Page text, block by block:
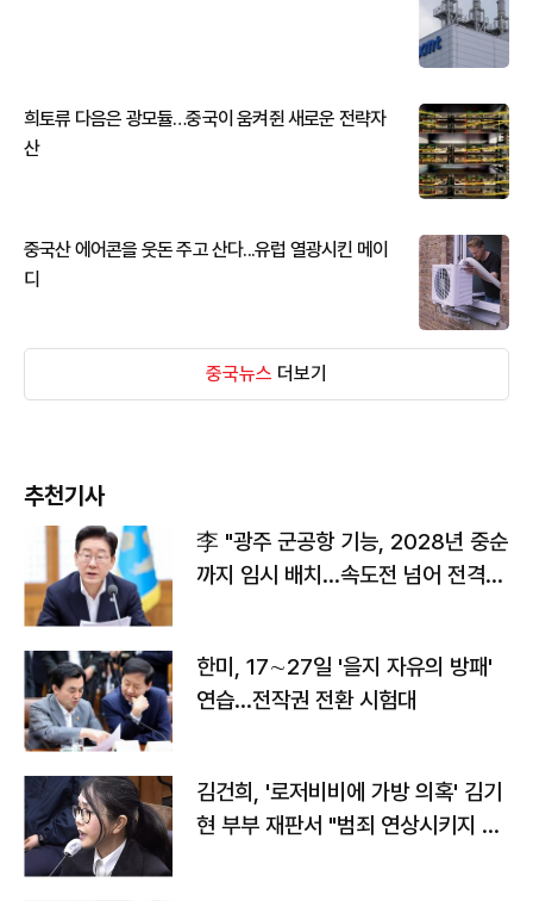
희토류 다음은 광모듈…중국이 움켜쥔 새로운 전략자
산
중국산 에어콘을 웃돈 주고 산다...유럽 열광시킨 메이
디
중국뉴스 더보기
추천기사
李 "광주 군공항 기능, 2028년 중순
까지 임시 배치…속도전 넘어 전격
한미, 17∼27일 '을지 자유의 방패'
연습…전작권 전환 시험대
김건희, '로저비비에 가방 의혹' 김기
현 부부 재판서 "범죄 연상시키지 말